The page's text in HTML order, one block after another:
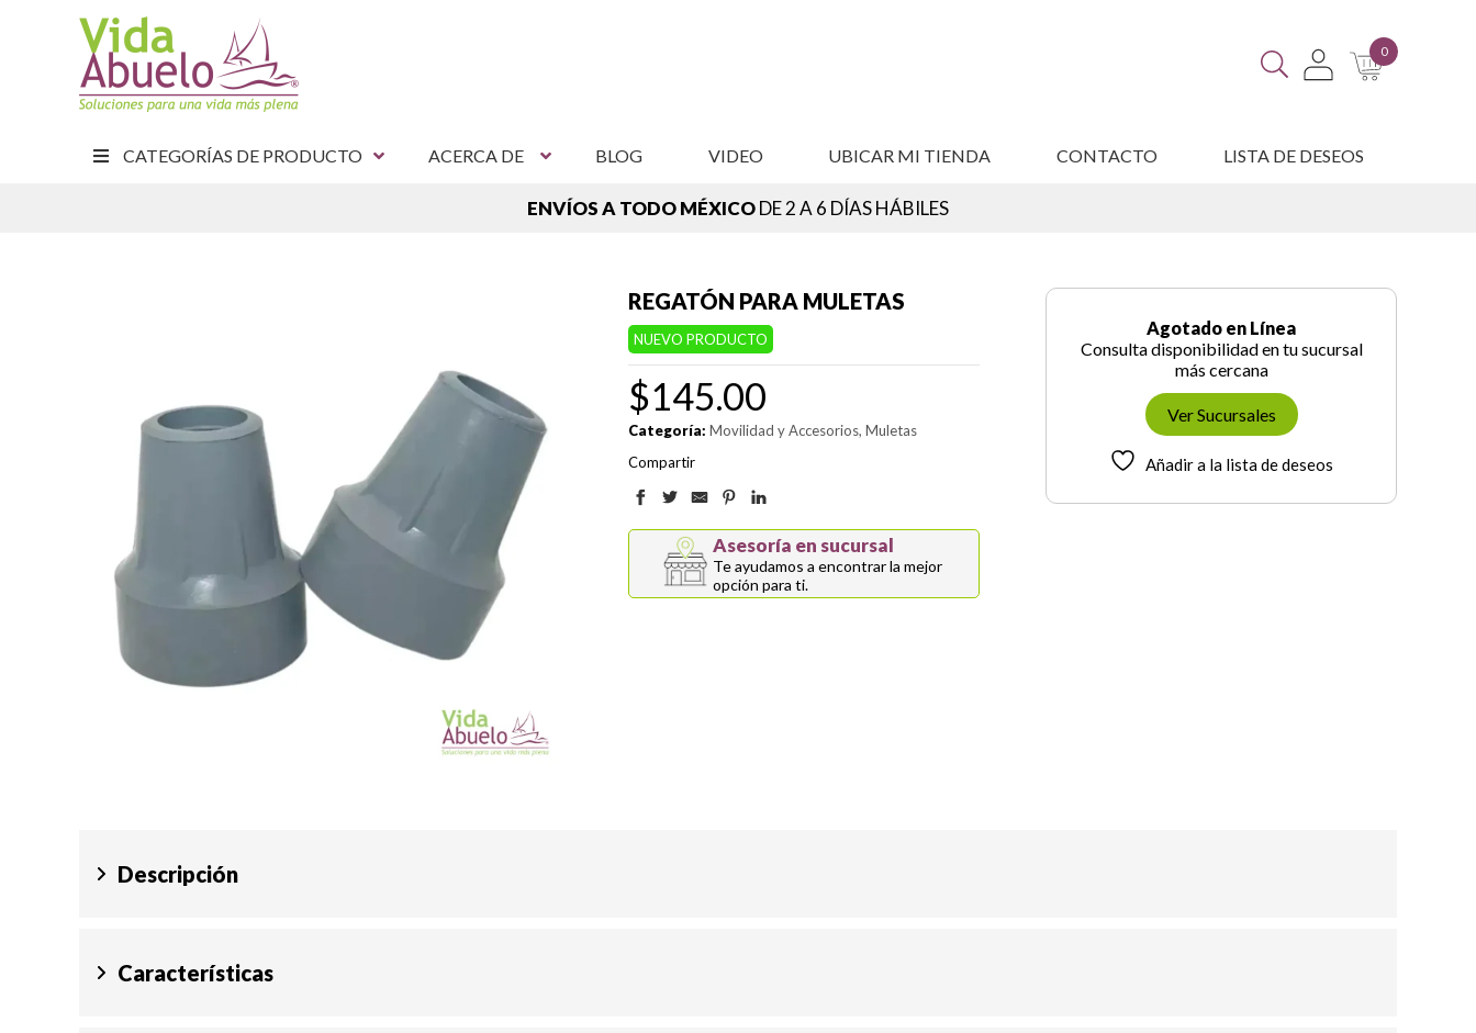
0
CATEGORÍAS DE PRODUCTO ACERCA DE BLOG VIDEO UBICAR MI TIENDA CONTACTO LISTA DE DESEOS
ENVÍOS A TODO MÉXICODE 2 A 6 DÍAS HÁBILES
REGATÓN PARA MULETAS
NUEVO PRODUCTO
$145.00
Categoría: Movilidad y Accesorios Muletas
Compartir
Asesoría en sucursal
Te ayudamos a encontrar la mejor
opción para ti.
Agotado en Línea
Consulta disponibilidad en tu sucursal
más cercana
Ver Sucursales
Añadir a la lista de deseos
Descripción
Características